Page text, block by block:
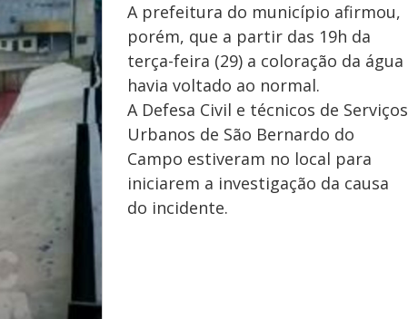
A prefeitura do município afirmou,
porém, que a partir das 19h da
terça-feira (29) a coloração da água
havia voltado ao normal.
A Defesa Civil e técnicos de Serviços
Urbanos de São Bernardo do
Campo estiveram no local para
iniciarem a investigação da causa
do incidente.